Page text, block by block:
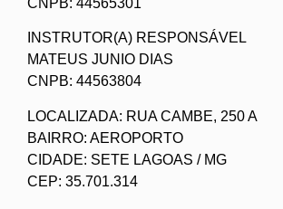
CNPB: 44565301
INSTRUTOR(A) RESPONSÁVEL
MATEUS JUNIO DIAS
CNPB: 44563804
LOCALIZADA: RUA CAMBE, 250 A
BAIRRO: AEROPORTO
CIDADE: SETE LAGOAS / MG
CEP: 35.701.314